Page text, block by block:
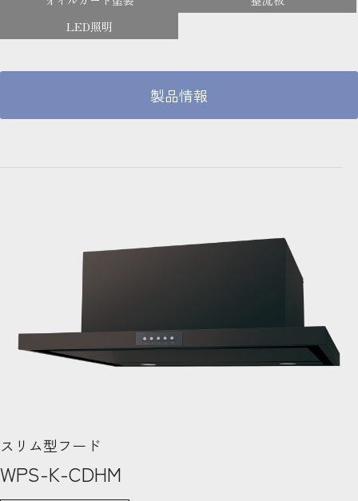
LED照明
製品情報
スリム型フード
WPS-K-CDHM